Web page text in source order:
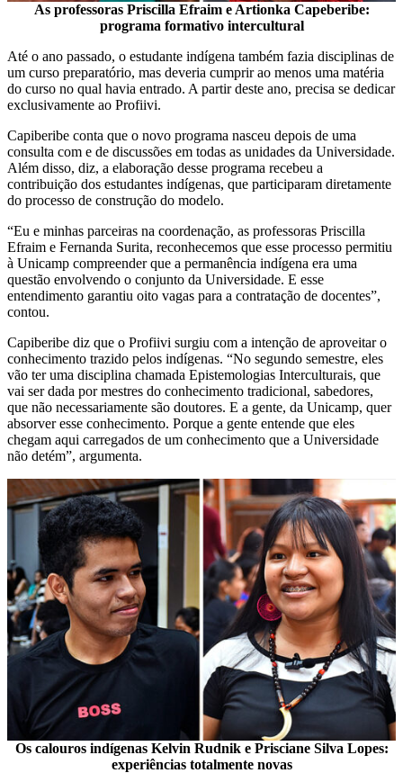
As professoras Priscilla Efraim e Artionka Capeberibe:
programa formativo intercultural
Até o ano passado, o estudante indígena também fazia disciplinas de
um curso preparatório, mas deveria cumprir ao menos uma matéria
do curso no qual havia entrado. A partir deste ano, precisa se dedicar
exclusivamente ao Profiivi.
Capiberibe conta que o novo programa nasceu depois de uma
consulta com e de discussões em todas as unidades da Universidade.
Além disso, diz, a elaboração desse programa recebeu a
contribuição dos estudantes indígenas, que participaram diretamente
do processo de construção do modelo.
“Eu e minhas parceiras na coordenação, as professoras Priscilla
Efraim e Fernanda Surita, reconhecemos que esse processo permitiu
à Unicamp compreender que a permanência indígena era uma
questão envolvendo o conjunto da Universidade. E esse
entendimento garantiu oito vagas para a contratação de docentes”,
contou.
Capiberibe diz que o Profiivi surgiu com a intenção de aproveitar o
conhecimento trazido pelos indígenas. “No segundo semestre, eles
vão ter uma disciplina chamada Epistemologias Interculturais, que
vai ser dada por mestres do conhecimento tradicional, sabedores,
que não necessariamente são doutores. E a gente, da Unicamp, quer
absorver esse conhecimento. Porque a gente entende que eles
chegam aqui carregados de um conhecimento que a Universidade
não detém”, argumenta.
Os calouros indígenas Kelvin Rudnik e Prisciane Silva Lopes:
experiências totalmente novas